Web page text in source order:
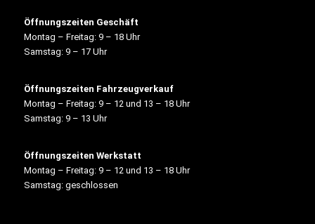
Öffnungszeiten Geschäft
Montag – Freitag: 9 – 18 Uhr
Samstag: 9 – 17 Uhr
Öffnungszeiten Fahrzeugverkauf
Montag – Freitag: 9 – 12 und 13 – 18 Uhr
Samstag: 9 – 13 Uhr
Öffnungszeiten Werkstatt
Montag – Freitag: 9 – 12 und 13 – 18 Uhr
Samstag: geschlossen